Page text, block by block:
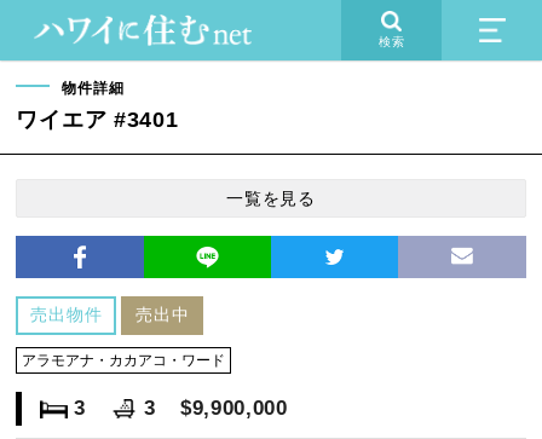
検索
物件詳細
ワイエア #3401
一覧を見る
売出物件 売出中
アラモアナ・カカアコ・ワード
3 3 $9,900,000